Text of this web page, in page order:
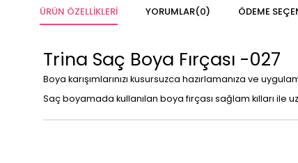
ÜRÜN ÖZELLIKLERI YORUMLAR(0) ÖDEME
Trina Saç Boya Fırçası -027
Boya karışımlarınızı kusursuzca hazırlamanıza ve
Saç boyamada kullanılan boya fırçası sağlam kılları ile